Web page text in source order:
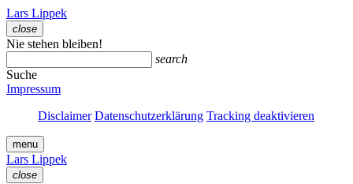
Zum
Inhalt
springen
Lars Lippek
close
Menü
schließen
Nie stehen bleiben!
search
Suche
Impressum
Disclaimer Datenschutzerklärung Tracking deaktivieren
menu
Lars Lippek
close